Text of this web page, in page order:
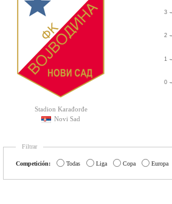
Stadion Karađorđe
Novi Sad
0
1
2
3
Filtrar
Competición: Todas Liga Copa Europa